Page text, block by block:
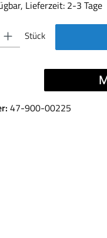
Lieferzeit: 2-3 Tage
Gib den gewünschten Wert
Stück
47-900-00225